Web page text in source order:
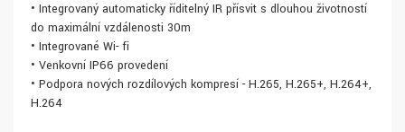
• Integrovaný automaticky říditelný IR přísvit s dlouhou životností
do maximální vzdálenosti 30m
• Integrované Wi- fi
• Venkovní IP66 provedení
• Podpora nových rozdílových kompresí - H.265, H.265+, H.264+,
H.264